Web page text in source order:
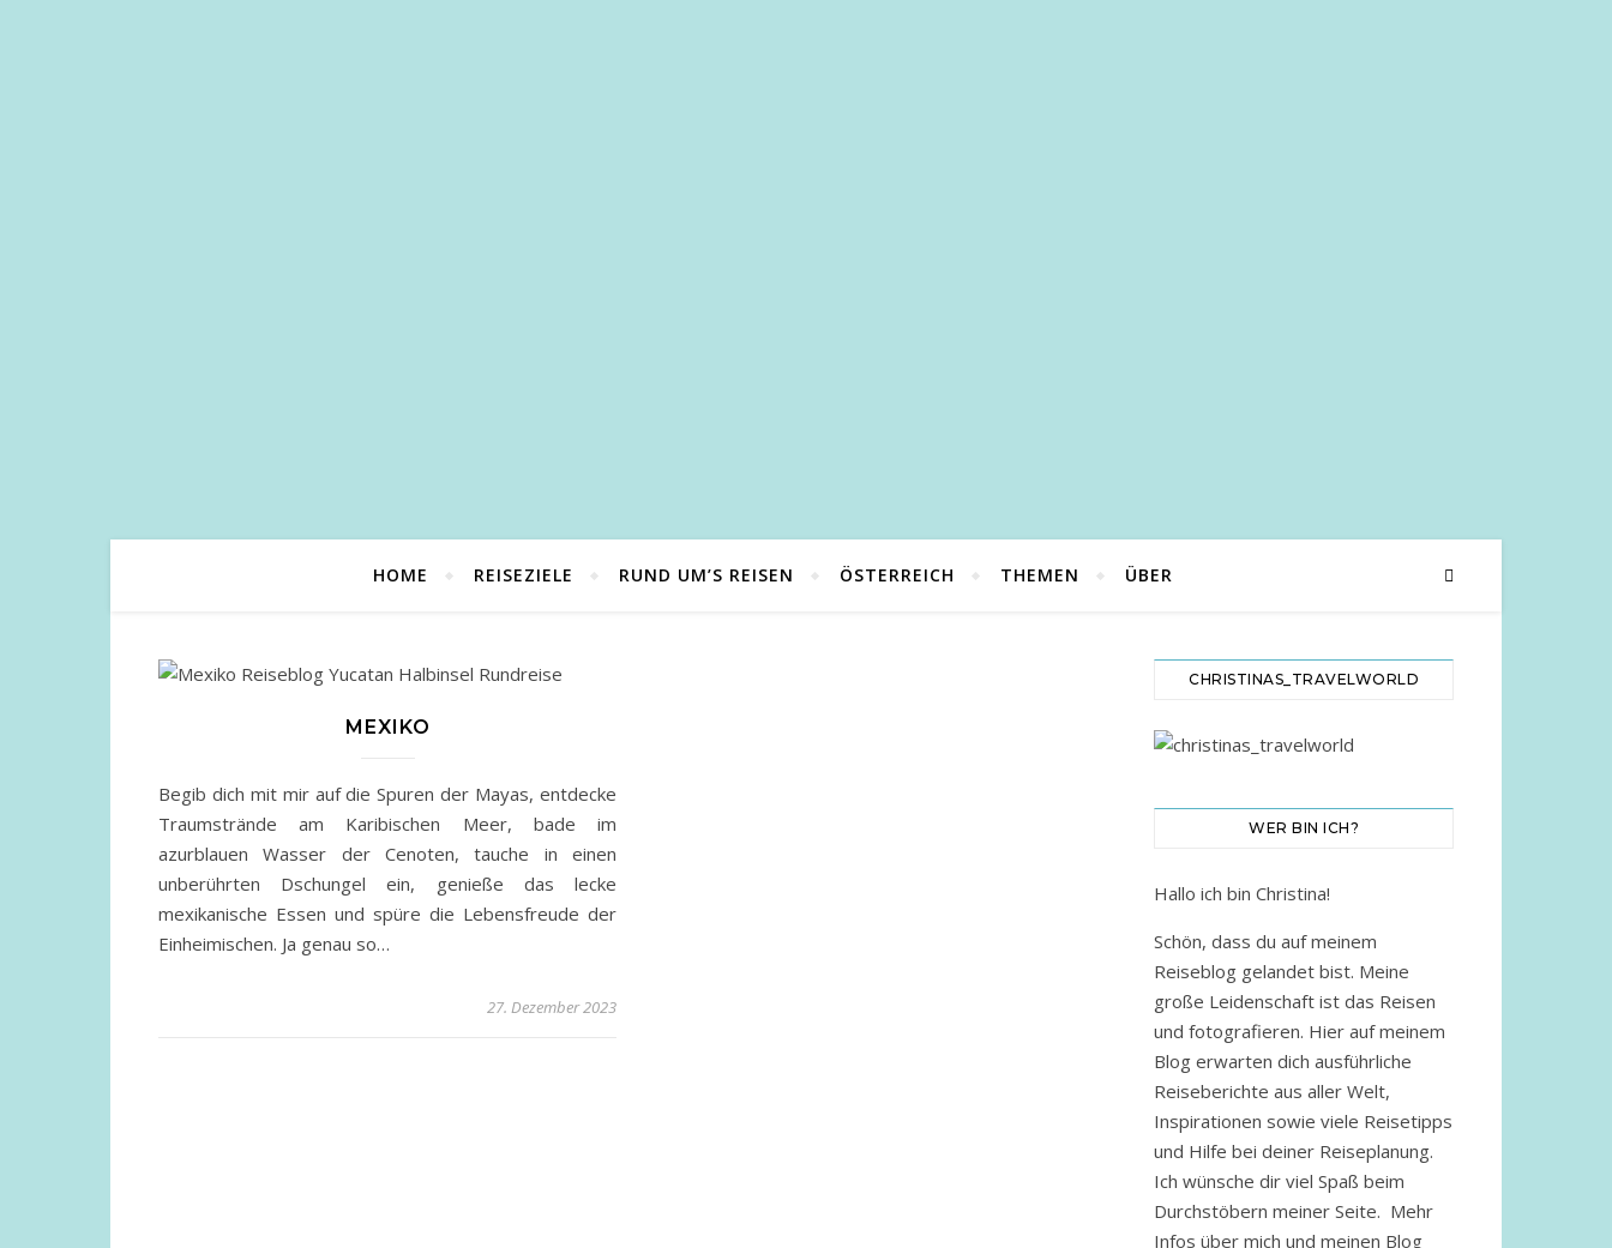
HOME REISEZIELE RUND UM’S REISEN ÖSTERREICH THEMEN ÜBER
MEXIKO
Begib dich mit mir auf die Spuren der Mayas, entdecke
Traumstrände am Karibischen Meer, bade im
azurblauen Wasser der Cenoten, tauche in einen
unberührten Dschungel ein, genieße das lecke
mexikanische Essen und spüre die Lebensfreude der
Einheimischen. Ja genau so…
27. Dezember 2023
CHRISTINAS_TRAVELWORLD
WER BIN ICH?
Hallo ich bin Christina!
Schön, dass du auf meinem
Reiseblog gelandet bist. Meine
große Leidenschaft ist das Reisen
und fotografieren. Hier auf meinem
Blog erwarten dich ausführliche
Reiseberichte aus aller Welt,
Inspirationen sowie viele Reisetipps
und Hilfe bei deiner Reiseplanung.
Ich wünsche dir viel Spaß beim
Durchstöbern meiner Seite. Mehr
Infos über mich und meinen Blog